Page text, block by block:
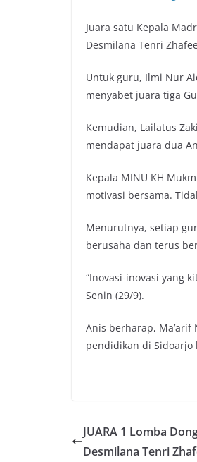
Juara satu Kepala
Desmilana Tenri
Untuk guru, Ilmi Nur
menyabet juara tiga
Kemudian, Lailatus
mendapat juara dua
Kepala MINU KH
motivasi bersama.
Menurutnya, setiap
berusaha dan terus
“Inovasi-inovasi yang
Senin (29/9).
Anis berharap,
pendidikan di Sidoarjo
JUARA 1 Lomba
Desmilana Tenri